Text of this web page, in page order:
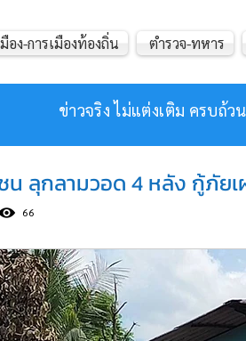
ข่าวจริง ไม่แต่งเติม ครบถ้
อง-การเมืองท้องถิ่น ตำรวจ-ทหาร
น ลุกลามวอด 4 หลัง กู้ภัย
66